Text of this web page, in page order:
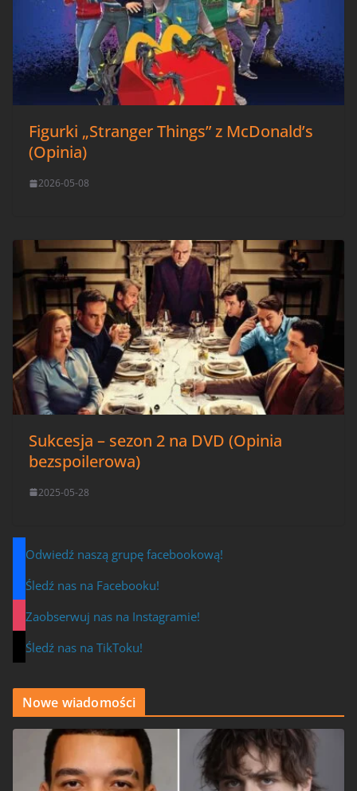
Figurki „Stranger Things” z McDonald’s
(Opinia)
2026-05-08
Sukcesja – sezon 2 na DVD (Opinia
bezspoilerowa)
2025-05-28
Odwiedź naszą grupę facebookową!
Śledź nas na Facebooku!
Zaobserwuj nas na Instagramie!
Śledź nas na TikToku!
Nowe wiadomości